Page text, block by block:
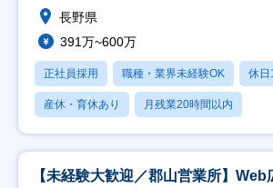
長野県
391万~600万
正社員採用 職種・業界未経験OK 休日
産休・育休あり 月残業20時間以内
【未経験大歓迎／郡山営業所】Web